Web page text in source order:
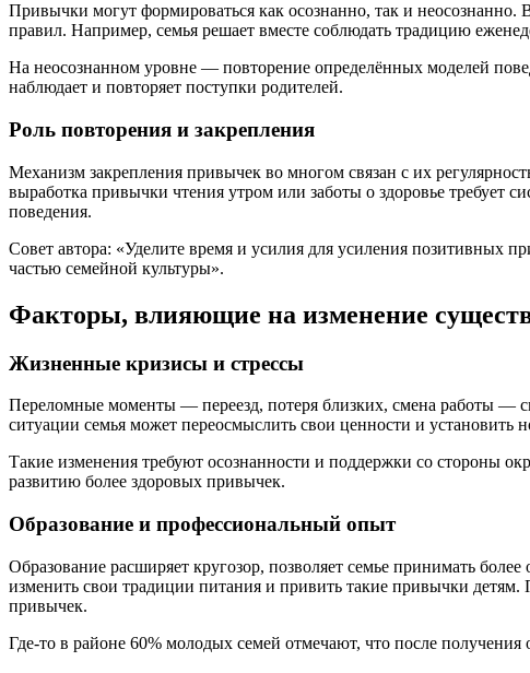
Привычки могут формироваться как осознанно, так и неосознанно.
правил. Например, семья решает вместе соблюдать традицию
На неосознанном уровне — повторение определённых моделей
наблюдает и повторяет поступки родителей.
Роль повторения и закрепления
Механизм закрепления привычек во многом связан с их
выработка привычки чтения утром или заботы о здоровье требует
поведения.
Совет автора: «Уделите время и усилия для усиления позитивных
частью семейной культуры».
Факторы, влияющие на изменение
Жизненные кризисы и стрессы
Переломные моменты — переезд, потеря близких, смена работы —
ситуации семья может переосмыслить свои ценности и установить
Такие изменения требуют осознанности и поддержки со стороны
развитию более здоровых привычек.
Образование и профессиональный опыт
Образование расширяет кругозор, позволяет семье принимать
изменить свои традиции питания и привить такие привычки
привычек.
Где-то в районе 60% молодых семей отмечают, что после